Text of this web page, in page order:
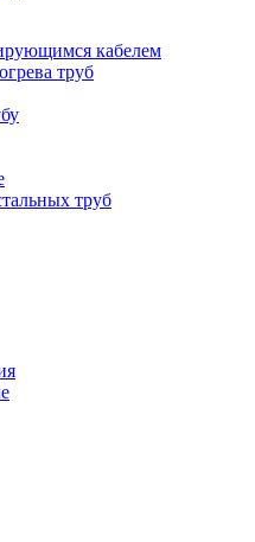
кабелем
труб
труб